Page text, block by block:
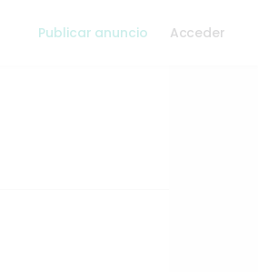
Publicar anuncio Acceder